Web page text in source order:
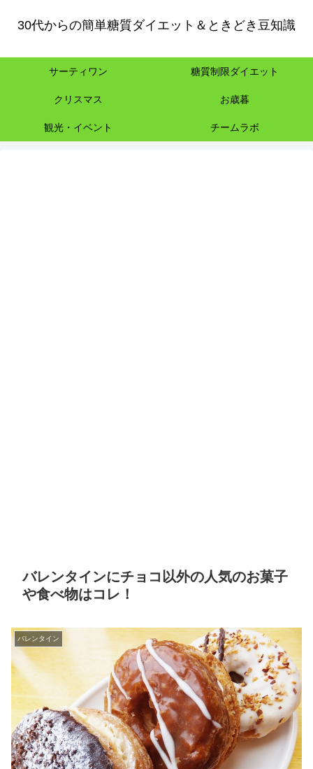
30代からの簡単糖質ダイエット＆ときどき豆知識
サーティワン 糖質制限ダイエット
クリスマス お歳暮
観光・イベント チームラボ
バレンタインにチョコ以外の人気のお菓子
や食べ物はコレ！
バレンタイン